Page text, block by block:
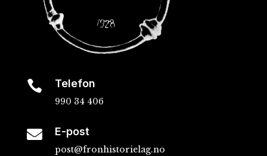
 Telefon
990 34 406
 E-post
post@fronhistorielag.no